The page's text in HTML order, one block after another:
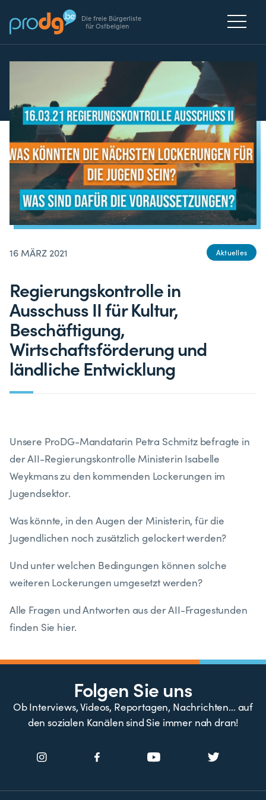
Die freie Bürgerliste
für Ostbelgien
16 MÄRZ 2021 Aktuelles
Regierungskontrolle in
Ausschuss II für Kultur,
Beschäftigung,
Wirtschaftsförderung und
ländliche Entwicklung
Unsere ProDG-Mandatarin Petra Schmitz befragte in
der AII-Regierungskontrolle Ministerin Isabelle
Weykmans zu den kommenden Lockerungen im
Jugendsektor.
Was könnte, in den Augen der Ministerin, für die
Jugendlichen noch zusätzlich gelockert werden?
Und unter welchen Bedingungen können solche
weiteren Lockerungen umgesetzt werden?
Alle Fragen und Antworten aus der AII-Fragestunden
finden Sie hier.
Folgen Sie uns
Ob Interviews, Videos, Reportagen, Nachrichten… auf
den sozialen Kanälen sind Sie immer nah dran!